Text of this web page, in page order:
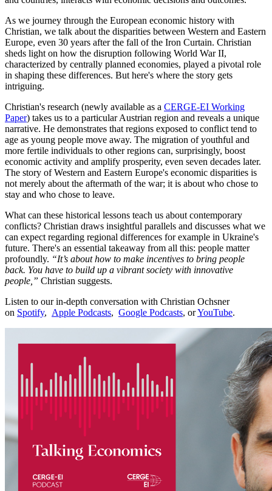
As we journey through the European economic history with
Christian, we talk about the disparities between Western and Eastern
Europe, even 30 years after the fall of the Iron Curtain. Christian
sheds light on how the disruption following World War II,
characterized by centrally planned economies, played a pivotal role
in shaping these differences. But here's where the story gets
intriguing.
Christian's research (newly available as a CERGE-EI Working
Paper) takes us to a particular Austrian region and reveals a unique
narrative. He demonstrates that regions exposed to conflict tend to
age as young people move away. The migration of youthful and
more fertile individuals to other regions can, surprisingly, boost
economic activity and amplify prosperity, even seven decades later.
The story of Western and Eastern Europe's economic disparities is
not merely about the aftermath of the war; it is about who chose to
stay and who chose to leave.
What can these historical lessons teach us about contemporary
conflicts? Christian draws insightful parallels and discusses what we
can expect regarding regional differences for example in Ukraine's
future. There's an essential takeaway from all this: people matter
profoundly. “It’s about how to make incentives to bring people
back. You have to build up a vibrant society with innovative
people,” Christian suggests.
Listen to our in-depth conversation with Christian Ochsner
on Spotify, Apple Podcasts, Google Podcasts, orYouTube.